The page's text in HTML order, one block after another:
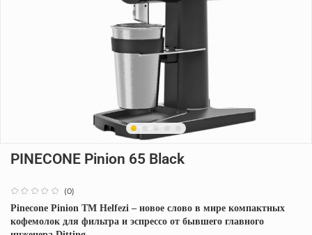
(0)
PINECONE Pinion 65 Black
Pinecone Pinion ТМ Helfezi – новое слово в мире компактных
кофемолок для фильтра и эспрессо от бывшего главного